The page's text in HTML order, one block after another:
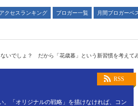
クセスランキング ブロガー一覧
月間ブロガーベ
いでしょ？ だから「花歳暮」という新習慣を考えて
RSS
。「オリジナルの戦略」を描けなければ、コン